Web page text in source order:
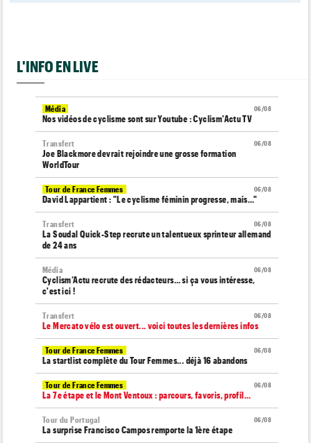
L'INFO EN LIVE
06/08
Média
Nos vidéos de cyclisme sont sur Youtube : Cyclism'Actu TV
06/08
Transfert
Joe Blackmore devrait rejoindre une grosse formation
WorldTour
06/08
Tour de France Femmes
David Lappartient : "Le cyclisme féminin progresse, mais…"
06/08
Transfert
La Soudal Quick-Step recrute un talentueux sprinteur allemand
de 24 ans
06/08
Média
Cyclism’Actu recrute des rédacteurs… si ça vous intéresse,
c'est ici !
06/08
Transfert
Le Mercato vélo est ouvert... voici toutes les dernières infos
06/08
Tour de France Femmes
La startlist complète du Tour Femmes... déjà 16 abandons
06/08
Tour de France Femmes
La 7e étape et le Mont Ventoux : parcours, favoris, profil…
06/08
Tour du Portugal
La surprise Francisco Campos remporte la 1ère étape